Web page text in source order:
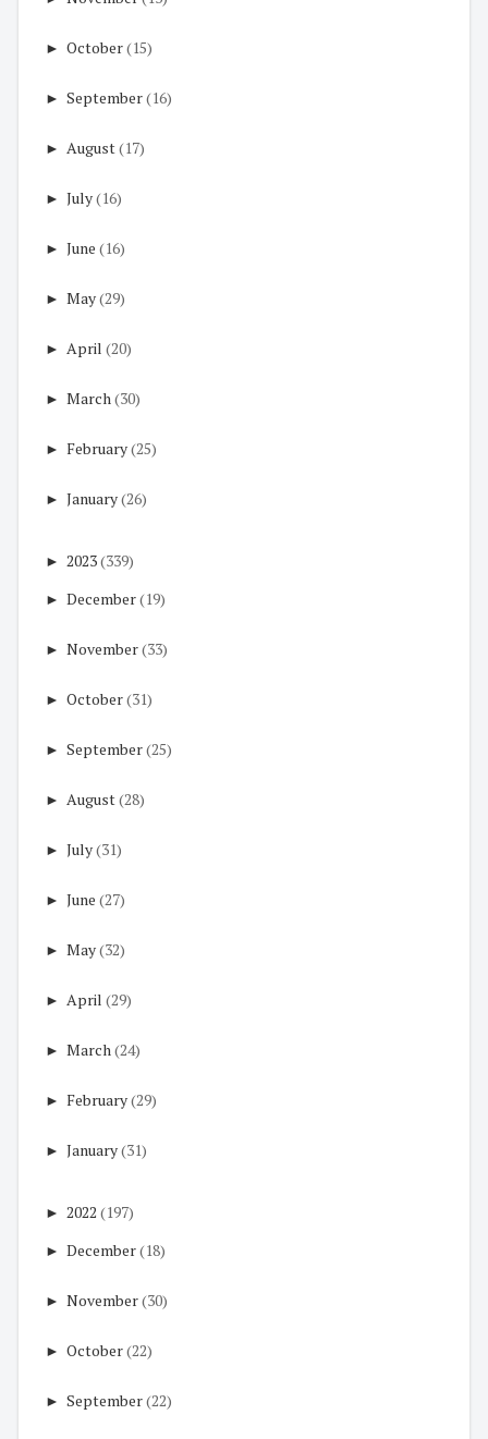
► October(15)
► September(16)
► August(17)
► July(16)
► June (16)
► May(29)
► April (20)
► March(30)
► February(25)
► January(26)
► 2023(339)
► December(19)
► November(33)
► October(31)
► September(25)
► August(28)
► July(31)
► June (27)
► May(32)
► April (29)
► March(24)
► February(29)
► January(31)
► 2022 (197)
► December(18)
► November(30)
► October(22)
► September(22)